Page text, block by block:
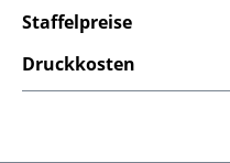
Staffelpreise
Druckkosten